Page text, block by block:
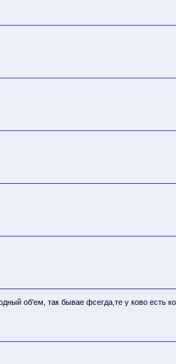
об'ем, так бывае фсегда,те у ково есть